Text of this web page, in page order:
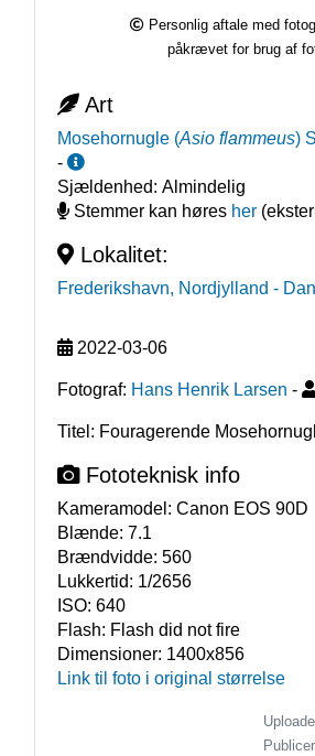
Personlig aftale med
påkrævet for brug af
Art
Mosehornugle (Asio flammeus)
-
Sjældenhed: Almindelig
Stemmer kan høres her
Lokalitet:
Frederikshavn, Nordjylland -
2022-03-06
Fotograf: Hans Henrik Larsen -
Titel: Fouragerende
Fototeknisk info
Kameramodel: Canon EOS 90D
Blænde: 7.1
Brændvidde: 560
Lukkertid: 1/2656
ISO: 640
Flash: Flash did not fire
Dimensioner: 1400x856
Link til foto i original størrelse